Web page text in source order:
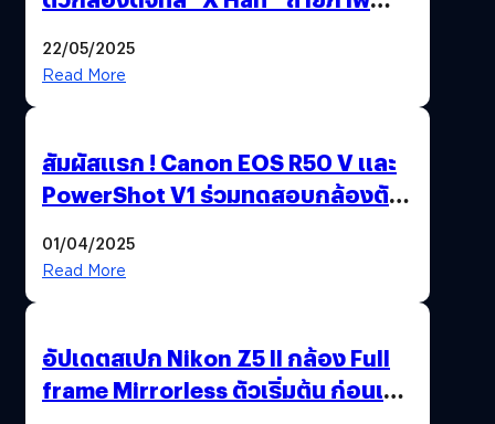
22/05/2025
Read More
สัมผัสแรก ! Canon EOS R50 V และ
PowerShot V1 ร่วมทดสอบกล้องตัว
01/04/2025
Read More
อัปเดตสเปก Nikon Z5 II กล้อง Full
frame Mirrorless ตัวเริ่มต้น ก่อนเปิด